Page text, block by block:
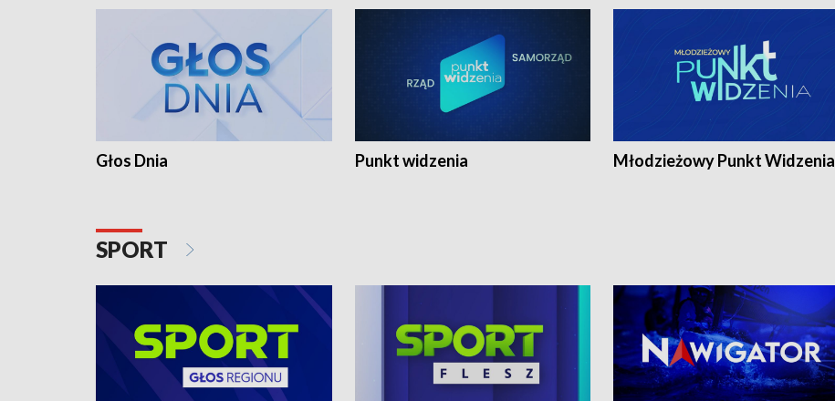
Głos Dnia Punkt widzenia Młodzieżowy Punkt Widzenia
SPORT